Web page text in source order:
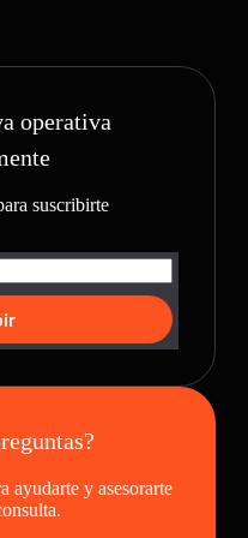
operativa
suscribirte
ayudarte y asesorarte